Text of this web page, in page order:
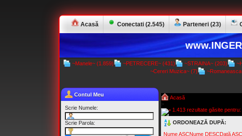
Acasă Conectati (2.545) Parteneri (23)
~Manele~ (1.859) ~PETRECERE~ (431) ~STRAINA~ (203)
~Cereri Muzica~ (7)
Contul Meu
Scrie Numele:
Scrie Parola:
Acasă
>
1.413 rezultate găsite pentru:
ORDONEAZĂ DUPĂ:
Nume ASCNume DESCDată ASC